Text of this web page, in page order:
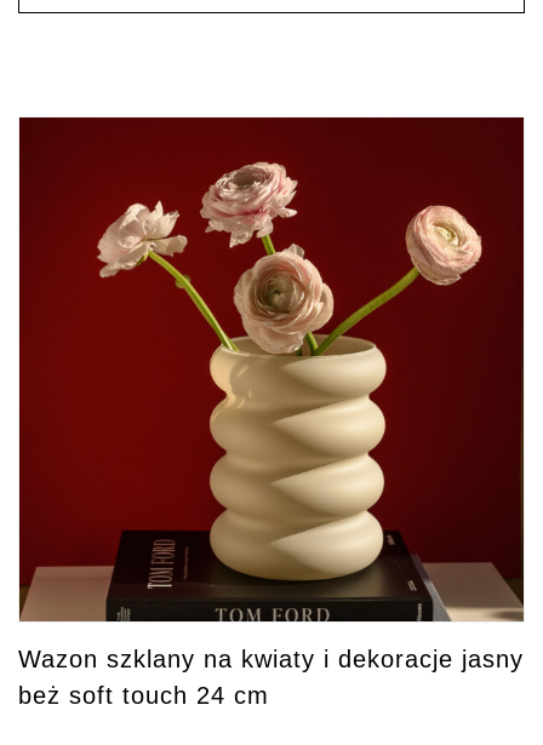
Wazon szklany na kwiaty i dekoracje jasny
beż soft touch 24 cm